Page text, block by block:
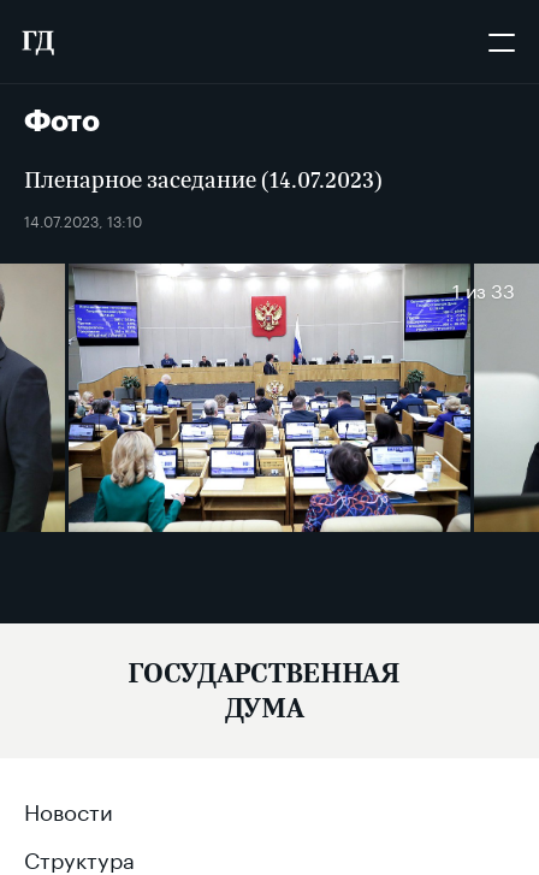
Фото
Пленарное заседание (14.07.2023)
14.07.2023, 13:10
1из 33
ГОСУДАРСТВЕННАЯ
ДУМА
Новости
Структура